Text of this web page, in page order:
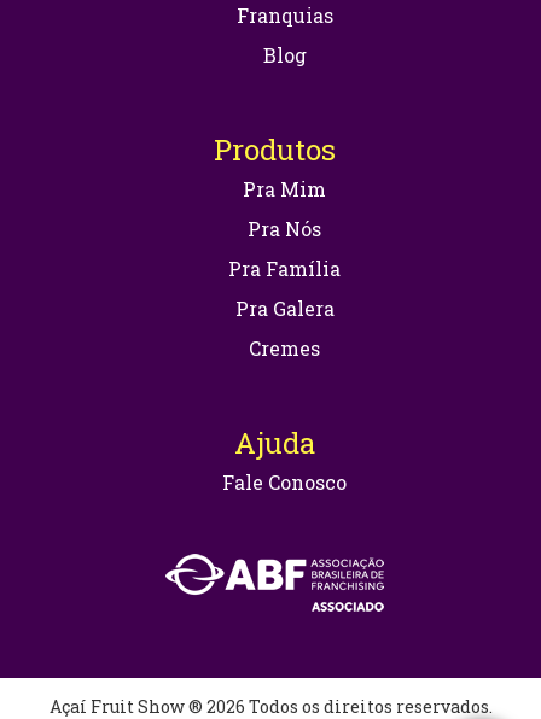
Franquias
Blog
Produtos
Pra Mim
Pra Nós
Pra Família
Pra Galera
Cremes
Ajuda
Fale Conosco
Açaí Fruit Show ® 2026 Todos os direitos reservados.